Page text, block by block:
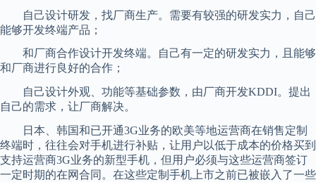
自己设计研发，找厂商生产。需要有较强的研发实力，自己
能够开发终端产品；
和厂商合作设计开发终端。自己有一定的研发实力，且能够
和厂商进行良好的合作；
自己设计外观、功能等基础参数，由厂商开发KDDI。提出
自己的需求，让厂商解决。
日本、韩国和已开通3G业务的欧美等地运营商在销售定制
终端时，往往会对手机进行补贴，让用户以低于成本的价格买到
支持运营商3G业务的新型手机，但用户必须与这些运营商签订
一定时期的在网合同。在这些定制手机上市之前已被嵌入了一些